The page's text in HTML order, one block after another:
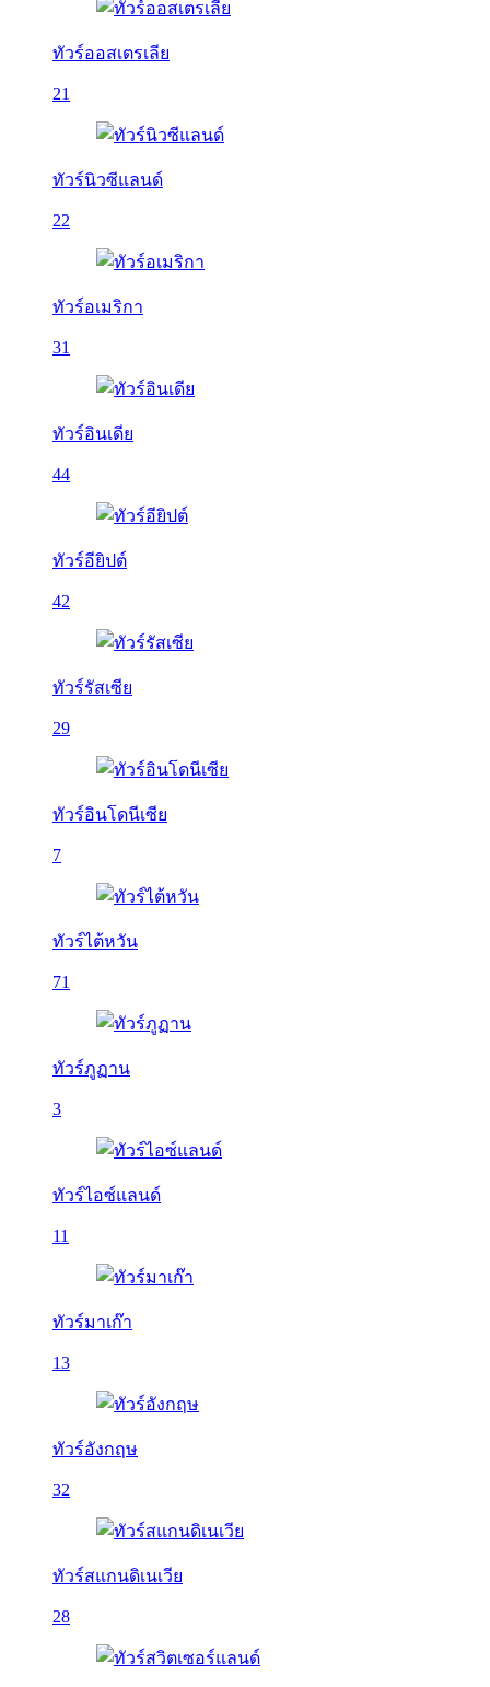
ทัวร์ออสเตรเลีย
21
ทัวร์นิวซีแลนด์
22
ทัวร์อเมริกา
31
ทัวร์อินเดีย
44
ทัวร์อียิปต์
42
ทัวร์รัสเซีย
29
ทัวร์อินโดนีเซีย
7
ทัวร์ไต้หวัน
71
ทัวร์ภูฏาน
3
ทัวร์ไอซ์แลนด์
11
ทัวร์มาเก๊า
13
ทัวร์อังกฤษ
32
ทัวร์สแกนดิเนเวีย
28